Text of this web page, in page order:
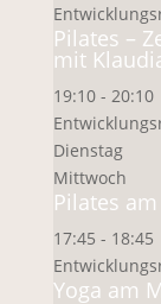
Pilates –
mit
19:10 - 20:10
Dienstag
Mittwoch
Pilates
17:45 - 18:45
Yoga am